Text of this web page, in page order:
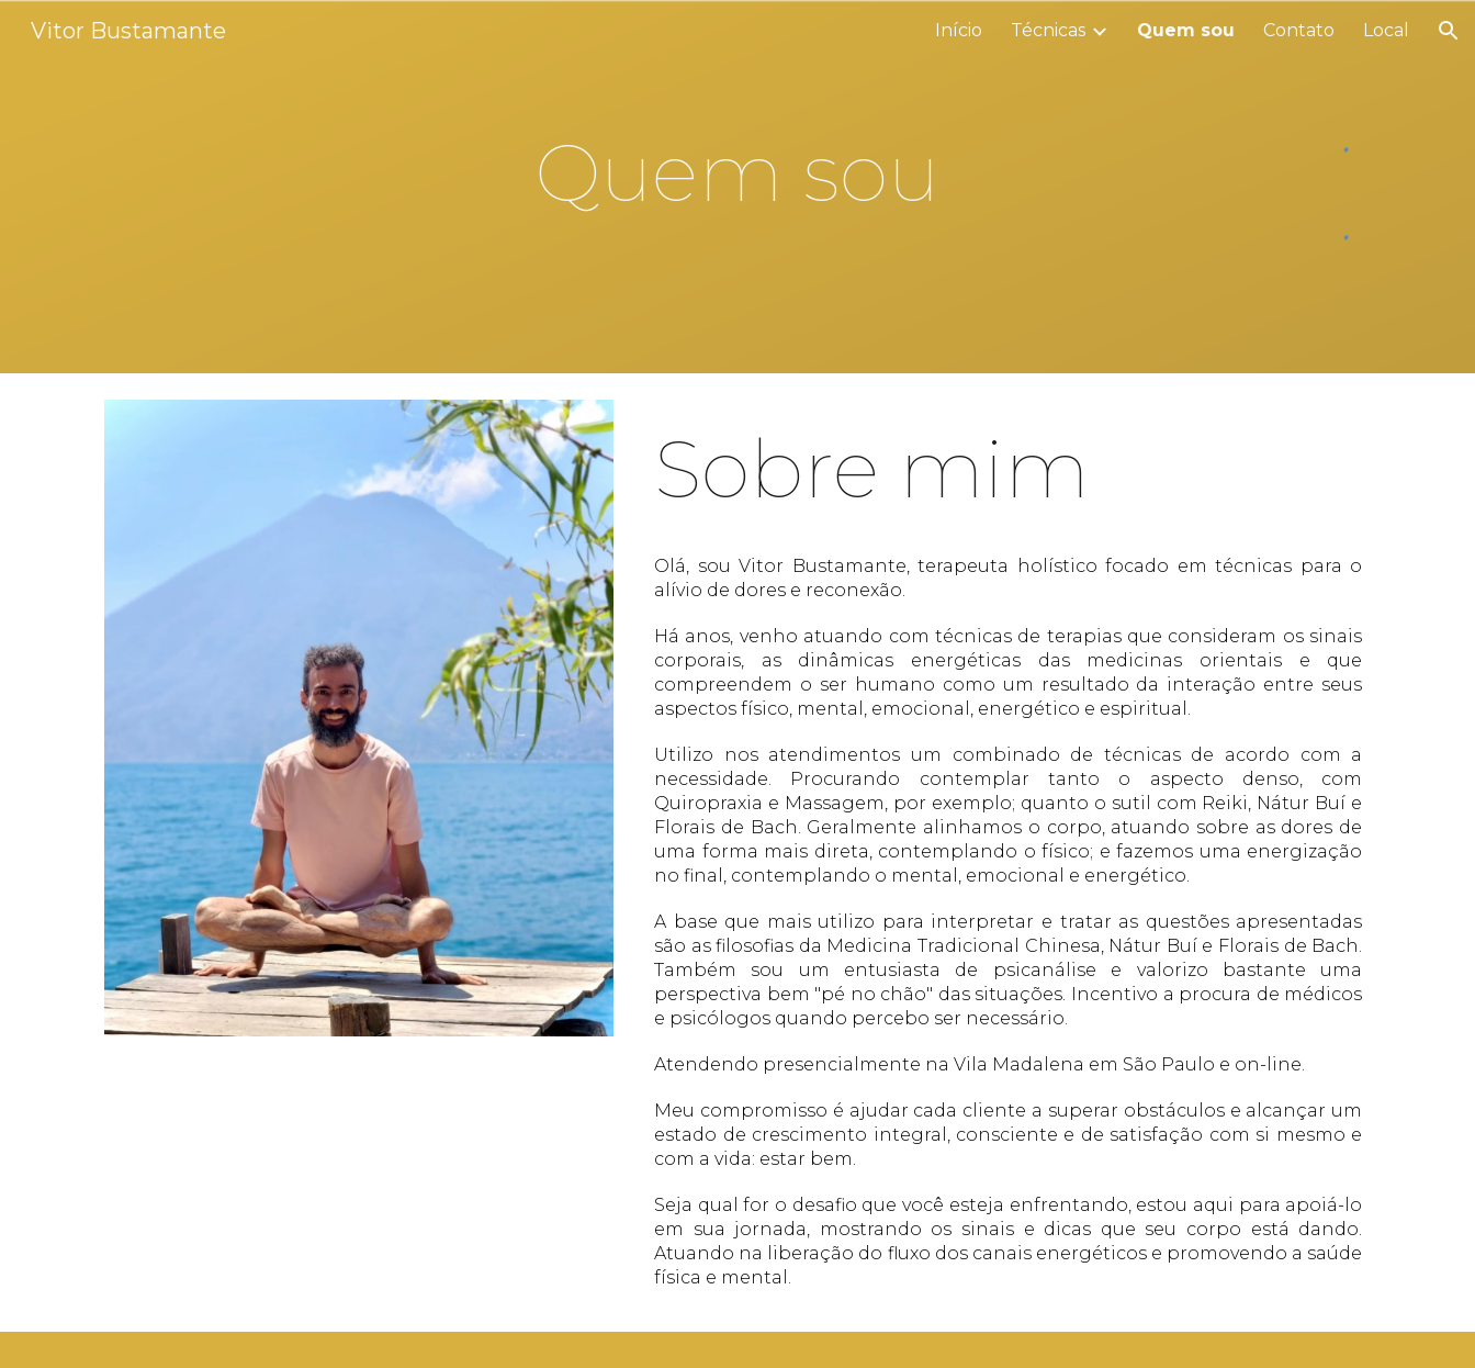
Skip to navigation
Vitor Bustamante Início Técnicas Quem sou Contato Local
Quem sou
Sobre mim
Olá, sou Vitor Bustamante, terapeuta holístico focado em técnicas para o
alívio de dores e reconexão.
Há anos, venho atuando com técnicas de terapias que consideram os sinais
corporais, as dinâmicas energéticas das medicinas orientais e que
compreendem o ser humano como um resultado da interação entre seus
aspectos físico, mental, emocional, energético e espiritual.
Utilizo nos atendimentos um combinado de técnicas de acordo com a
necessidade. Procurando contemplar tanto o aspecto denso, com
Quiropraxia e Massagem, por exemplo; quanto o sutil com Reiki, Nátur Buí e
Florais de Bach. Geralmente alinhamos o corpo, atuando sobre as dores de
uma forma mais direta, contemplando o físico; e fazemos uma energização
no final, contemplando o mental, emocional e energético.
A base que mais utilizo para interpretar e tratar as questões apresentadas
são as filosofias da Medicina Tradicional Chinesa, Nátur Buí e Florais de Bach.
Também sou um entusiasta de psicanálise e valorizo bastante uma
perspectiva bem "pé no chão" das situações. Incentivo a procura de médicos
e psicólogos quando percebo ser necessário.
Atendendo presencialmente na Vila Madalena em São Paulo e on-line.
Meu compromisso é ajudar cada cliente a superar obstáculos e alcançar um
estado de crescimento integral, consciente e de satisfação com si mesmo e
com a vida: estar bem.
Seja qual for o desafio que você esteja enfrentando, estou aqui para apoiá-lo
em sua jornada, mostrando os sinais e dicas que seu corpo está dando.
Atuando na liberação do fluxo dos canais energéticos e promovendo a saúde
física e mental.